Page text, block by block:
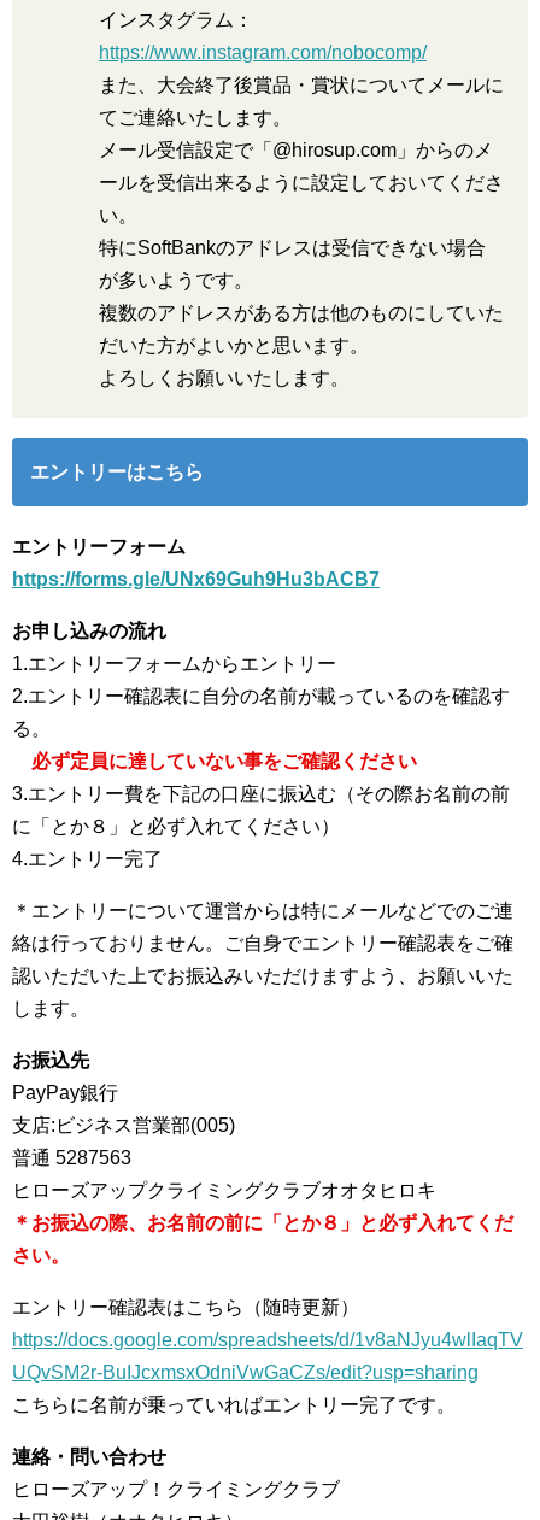
インスタグラム：
https://www.instagram.com/nobocomp/
また、大会終了後賞品・賞状についてメールに
てご連絡いたします。
メール受信設定で「@hirosup.com」からのメ
ールを受信出来るように設定しておいてくださ
い。
特にSoftBankのアドレスは受信できない場合
が多いようです。
複数のアドレスがある方は他のものにしていた
だいた方がよいかと思います。
よろしくお願いいたします。
エントリーはこちら
エントリーフォーム
https://forms.gle/UNx69Guh9Hu3bACB7
お申し込みの流れ
1.エントリーフォームからエントリー
2.エントリー確認表に自分の名前が載っているのを確認す
る。
必ず定員に達していない事をご確認ください
3.エントリー費を下記の口座に振込む（その際お名前の前
に「とか８」と必ず入れてください）
4.エントリー完了
＊エントリーについて運営からは特にメールなどでのご連
絡は行っておりません。ご自身でエントリー確認表をご確
認いただいた上でお振込みいただけますよう、お願いいた
します。
お振込先
PayPay銀行
支店:ビジネス営業部(005)
普通 5287563
ヒローズアップクライミングクラブオオタヒロキ
＊お振込の際、お名前の前に「とか８」と必ず入れてくだ
さい。
エントリー確認表はこちら（随時更新）
https://docs.google.com/spreadsheets/d/1v8aNJyu4wlIaqTV
UQvSM2r-BuIJcxmsxOdniVwGaCZs/edit?usp=sharing
こちらに名前が乗っていればエントリー完了です。
連絡・問い合わせ
ヒローズアップ！クライミングクラブ